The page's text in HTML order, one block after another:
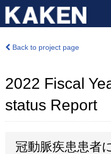
Back to project page
2022 Fiscal
status Report
冠動脈疾患患者